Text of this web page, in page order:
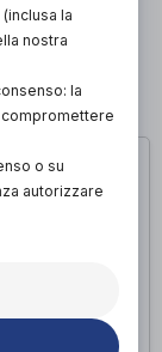
la
nostra
la
o su
autorizzare